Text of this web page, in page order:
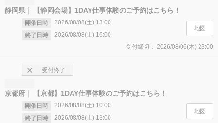
静岡県 【静岡会場】1DAY仕事体験のご予約はこちら！
開催日時 2026/08/08(土) 13:00
終了日時
2026/08/08(土) 16:00
受付締切： 2026/08/06(木) 23:00
地図
京都府 【京都】1DAY仕事体験のご予約はこちら！
開催日時 2026/08/08(土) 10:00
終了日時
2026/08/08(土) 13:00
受付終了
地図